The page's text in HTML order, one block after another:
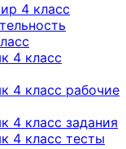
4 класс
4 класс
4 класс рабочие
4 класс задания
4 класс тесты